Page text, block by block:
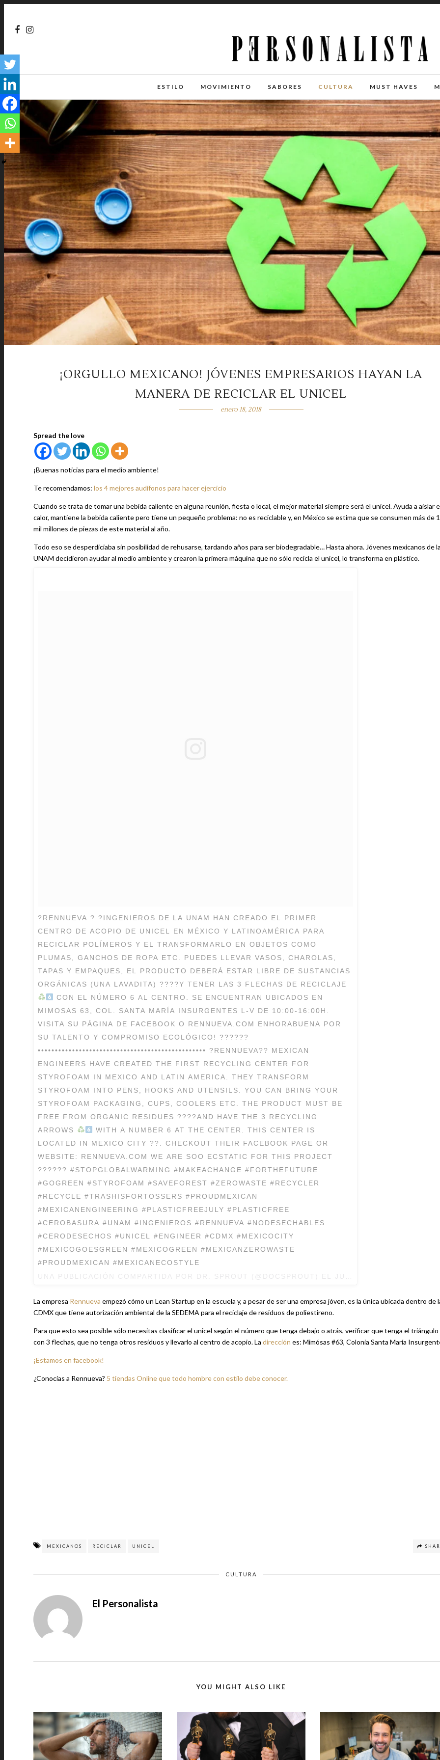
ESTILO MOVIMIENTO SABORES CULTURA MUST HAVES
¡ORGULLO MEXICANO! JÓVENES EMPRESARIOS HAYAN LA
MANERA DE RECICLAR EL UNICEL
enero 18, 2018
Spread the love
¡Buenas noticias para el medio ambiente!
Te recomendamos: los 4 mejores audífonos para hacer ejercicio
Cuando se trata de tomar una bebida caliente en alguna reunión, fiesta o local, el mejor material siempre será el unicel. Ayuda a aislar
calor, mantiene la bebida caliente pero tiene un pequeño problema: no es reciclable y, en México se estima que se consumen más de
mil millones de piezas de este material al año.
Todo eso se desperdiciaba sin posibilidad de rehusarse, tardando años para ser biodegradable… Hasta ahora. Jóvenes mexicanos de
UNAM decidieron ayudar al medio ambiente y crearon la primera máquina que no sólo recicla el unicel, lo transforma en plástico.
?RENNUEVA ? ?INGENIEROS DE LA UNAM HAN CREADO EL PRIMER
CENTRO DE ACOPIO DE UNICEL EN MÉXICO Y LATINOAMÉRICA PARA
RECICLAR POLÍMEROS Y EL TRANSFORMARLO EN OBJETOS COMO
PLUMAS, GANCHOS DE ROPA ETC. PUEDES LLEVAR VASOS, CHAROLAS,
TAPAS Y EMPAQUES, EL PRODUCTO DEBERÁ ESTAR LIBRE DE SUSTANCIAS
ORGÁNICAS (UNA LAVADITA) ????Y TENER LAS 3 FLECHAS DE RECICLAJE
CON EL NÚMERO 6 AL CENTRO. SE ENCUENTRAN UBICADOS EN
MIMOSAS 63, COL. SANTA MARÍA INSURGENTES L-V DE 10:00-16:00H.
VISITA SU PÁGINA DE FACEBOOK O RENNUEVA.COM ENHORABUENA POR
SU TALENTO Y COMPROMISO ECOLÓGICO! ??????
••••••••••••••••••••••••••••••••••••••••••••••••• ?RENNUEVA?? MEXICAN
ENGINEERS HAVE CREATED THE FIRST RECYCLING CENTER FOR
STYROFOAM IN MEXICO AND LATIN AMERICA. THEY TRANSFORM
STYROFOAM INTO PENS, HOOKS AND UTENSILS. YOU CAN BRING YOUR
STYROFOAM PACKAGING, CUPS, COOLERS ETC. THE PRODUCT MUST BE
FREE FROM ORGANIC RESIDUES ????AND HAVE THE 3 RECYCLING
ARROWS
WITH A NUMBER 6 AT THE CENTER. THIS CENTER IS
LOCATED IN MEXICO CITY ??. CHECKOUT THEIR FACEBOOK PAGE OR
WEBSITE: RENNUEVA.COM WE ARE SOO ECSTATIC FOR THIS PROJECT
?????? #STOPGLOBALWARMING #MAKEACHANGE #FORTHEFUTURE
#GOGREEN #STYROFOAM #SAVEFOREST #ZEROWASTE #RECYCLER
#RECYCLE #TRASHISFORTOSSERS #PROUDMEXICAN
#MEXICANENGINEERING #PLASTICFREEJULY #PLASTICFREE
#CEROBASURA #UNAM #INGENIEROS #RENNUEVA #NODESECHABLES
#CERODESECHOS #UNICEL #ENGINEER #CDMX #MEXICOCITY
#MEXICOGOESGREEN #MEXICOGREEN #MEXICANZEROWASTE
#PROUDMEXICAN #MEXICANECOSTYLE
La empresa Rennueva empezó cómo un Lean Startup en la escuela y, a pesar de ser una empresa jóven, es la única ubicada dentro de
CDMX que tiene autorización ambiental de la SEDEMA para el reciclaje de residuos de poliestireno.
Para que esto sea posible sólo necesitas clasificar el unicel según el número que tenga debajo o atrás, verificar que tenga el triángulo
con 3 flechas, que no tenga otros residuos y llevarlo al centro de acopio. La dirección es: Mimósas #63, Colonia Santa María
¡Estamos en facebook!
¿Conocías a Rennueva? 5 tiendas Online que todo hombre con estilo debe conocer.
MEXICANOS RECICLAR UNICEL
CULTURA
El Personalista
YOU MIGHT ALSO LIKE